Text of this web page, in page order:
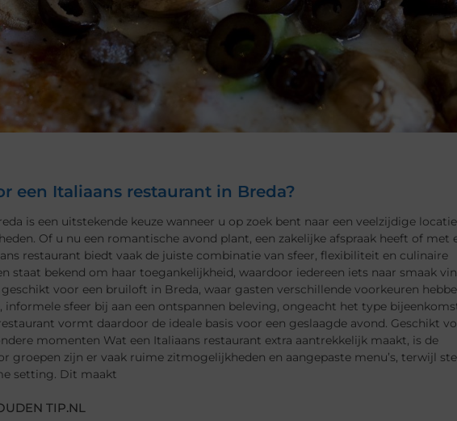
een Italiaans restaurant in Breda?
is een uitstekende keuze wanneer u op zoek bent naar een veelzijdige locatie
Of u nu een romantische avond plant, een zakelijke afspraak heeft of met
restaurant biedt vaak de juiste combinatie van sfeer, flexibiliteit en culinaire
staat bekend om haar toegankelijkheid, waardoor iedereen iets naar smaak
voor een bruiloft in Breda, waar gasten verschillende voorkeuren
informele sfeer bij aan een ontspannen beleving, ongeacht het type
vormt daardoor de ideale basis voor een geslaagde avond. Geschikt
momenten Wat een Italiaans restaurant extra aantrekkelijk maakt, is de
groepen zijn er vaak ruime zitmogelijkheden en aangepaste menu’s, terwijl
setting. Dit maakt
TIP.NL